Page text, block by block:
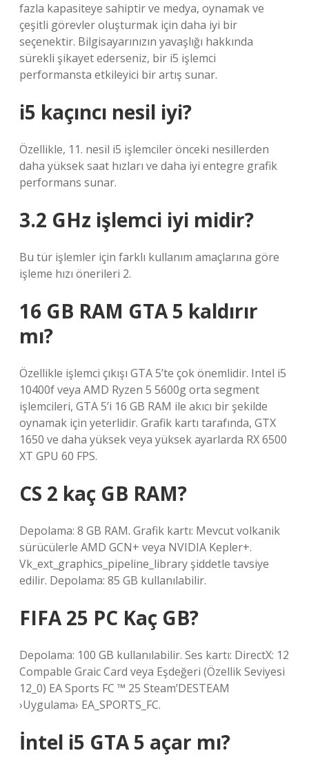
fazla kapasiteye sahiptir ve medya, oynamak ve
çeşitli görevler oluşturmak için daha iyi bir
seçenektir. Bilgisayarınızın yavaşlığı hakkında
sürekli şikayet ederseniz, bir i5 işlemci
performansta etkileyici bir artış sunar.
i5 kaçıncı nesil iyi?
Özellikle, 11. nesil i5 işlemciler önceki nesillerden
daha yüksek saat hızları ve daha iyi entegre grafik
performans sunar.
3.2 GHz işlemci iyi midir?
Bu tür işlemler için farklı kullanım amaçlarına göre
işleme hızı önerileri 2.
16 GB RAM GTA 5 kaldırır
mı?
Özellikle işlemci çıkışı GTA 5’te çok önemlidir. Intel i5
10400f veya AMD Ryzen 5 5600g orta segment
işlemcileri, GTA 5’i 16 GB RAM ile akıcı bir şekilde
oynamak için yeterlidir. Grafik kartı tarafında, GTX
1650 ve daha yüksek veya yüksek ayarlarda RX 6500
XT GPU 60 FPS.
CS 2 kaç GB RAM?
Depolama: 8 GB RAM. Grafik kartı: Mevcut volkanik
sürücülerle AMD GCN+ veya NVIDIA Kepler+.
Vk_ext_graphics_pipeline_library şiddetle tavsiye
edilir. Depolama: 85 GB kullanılabilir.
FIFA 25 PC Kaç GB?
Depolama: 100 GB kullanılabilir. Ses kartı: DirectX: 12
Compable Graic Card veya Eşdeğeri (Özellik Seviyesi
12_0) EA Sports FC ™ 25 Steam’DESTEAM
›Uygulama› EA_SPORTS_FC.
İntel i5 GTA 5 açar mı?